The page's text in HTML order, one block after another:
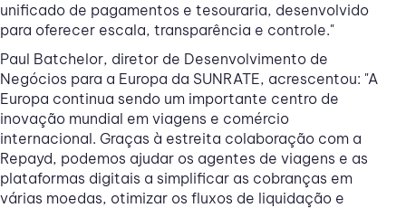
unificado de pagamentos e tesouraria, desenvolvido
para oferecer escala, transparência e controle."
Paul Batchelor, diretor de Desenvolvimento de
Negócios para a Europa da SUNRATE, acrescentou: "A
Europa continua sendo um importante centro de
inovação mundial em viagens e comércio
internacional. Graças à estreita colaboração com a
Repayd, podemos ajudar os agentes de viagens e as
plataformas digitais a simplificar as cobranças em
várias moedas, otimizar os fluxos de liquidação e